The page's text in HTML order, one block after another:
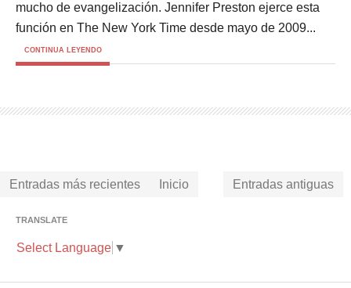
mucho de evangelización. Jennifer Preston ejerce esta
función en The New York Time desde mayo de 2009...
CONTINUA LEYENDO
Entradas más recientes Entradas antiguas
Inicio
TRANSLATE
Select Language ▼